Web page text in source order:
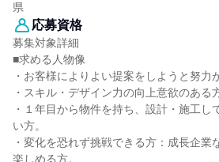
県
応募資格
募集対象詳細
■求める人物像
・お客様によりよい提案をしようと努力
・スキル・デザイン力の向上意欲のある
・１年目から物件を持ち、設計・施工し
い方。
・変化を恐れず挑戦できる方：成長企業
楽しめる方。